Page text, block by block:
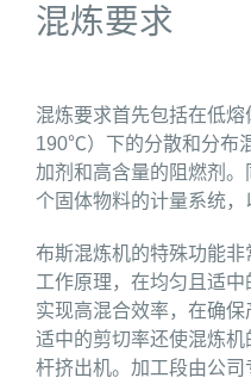
混炼要求
混炼要求首先包括在低
190℃）下的分散和分布
加剂和高含量的阻燃剂
个固体物料的计量系统，
布斯混炼机的特殊功能
工作原理，在均匀且适
实现高混合效率，在确保
适中的剪切率还使混炼
杆挤出机。加工段由公